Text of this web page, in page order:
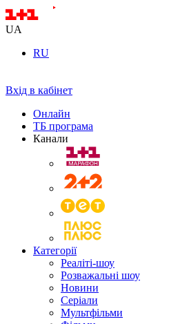
UA
RU
Вхід в кабінет
Онлайн
ТБ програма
Канали
Категорії
Реаліті-шоу
Розважальні шоу
Новини
Серіали
Мультфільми